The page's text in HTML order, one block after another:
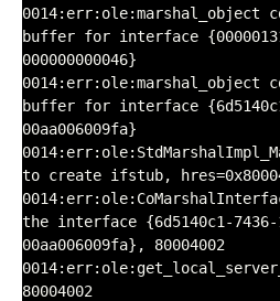
0014:err:ole:marshal_object
buffer for interface
000000000046}
0014:err:ole:marshal_object
buffer for interface
00aa006009fa}
to create ifstub,
the interface {6d5140c1-7436-
00aa006009fa}, 80004002
80004002